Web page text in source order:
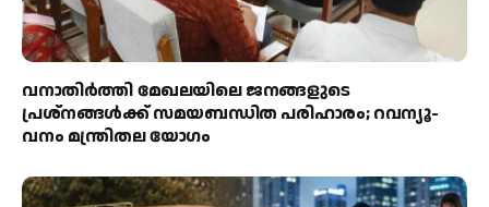
വനാതിർത്തി മേഖലയിലെ ജനങ്ങളുടെ
പ്രശ്നങ്ങൾക്ക് സമയബന്ധിത പരിഹാരം; റവന്യൂ-
വനം മന്ത്രിതല യോഗം